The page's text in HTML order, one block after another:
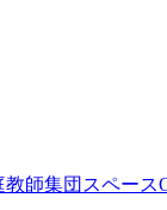
教師集団スペース